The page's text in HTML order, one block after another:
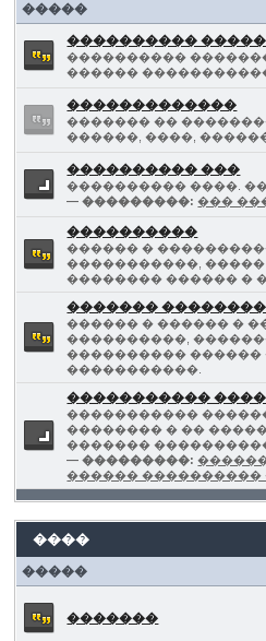
�����
���������� �����
����������
������
�������������
������� ��
������, ����,
���������� ���
���������� ����.
— ���������: ���
����������
������ �
�����������, �����
�������� ������ �
�������
������ � ������ �
����������,
���������� ������
�����������.
�����������
�����������
�������� � ��
�������
— ���������:
������ ����������
����
�����
�������